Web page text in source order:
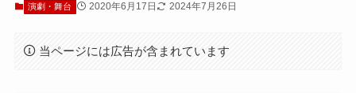
演劇・舞台 2020年6月17日 2024年7月26日
当ページには広告が含まれています